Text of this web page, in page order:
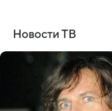
Новости ТВ